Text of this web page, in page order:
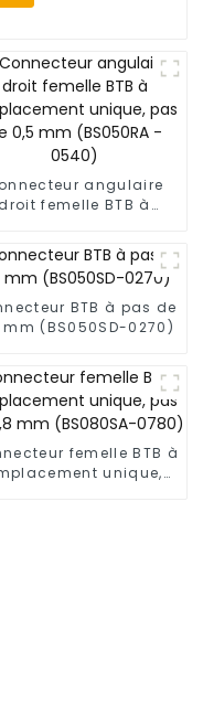
angulaire
droit femelle BTB à
de 0,5 mm (BS050RA
- 0540)
BTB à pas de
mm (BS050SD-0270)
femelle BTB à
unique,